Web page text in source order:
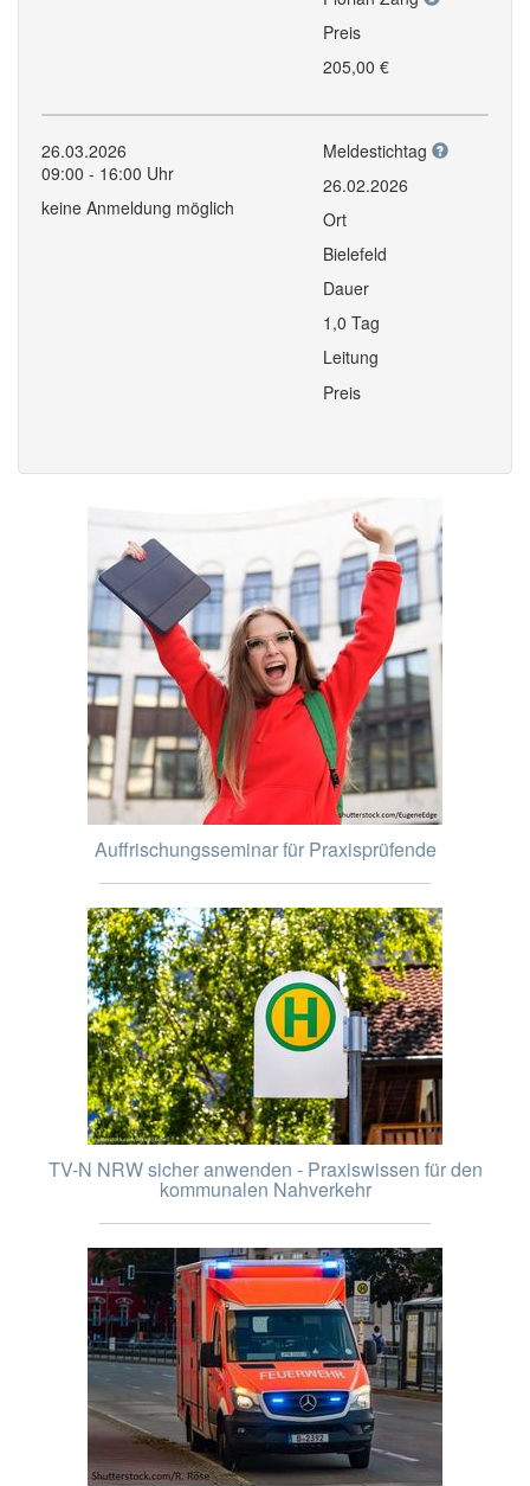
Preis
205,00 €
26.03.2026
09:00 - 16:00 Uhr
keine Anmeldung möglich
Meldestichtag
26.02.2026
Ort
Bielefeld
Dauer
1,0 Tag
Leitung
Preis
Auffrischungsseminar für Praxisprüfende
TV-N NRW sicher anwenden - Praxiswissen für den
kommunalen Nahverkehr